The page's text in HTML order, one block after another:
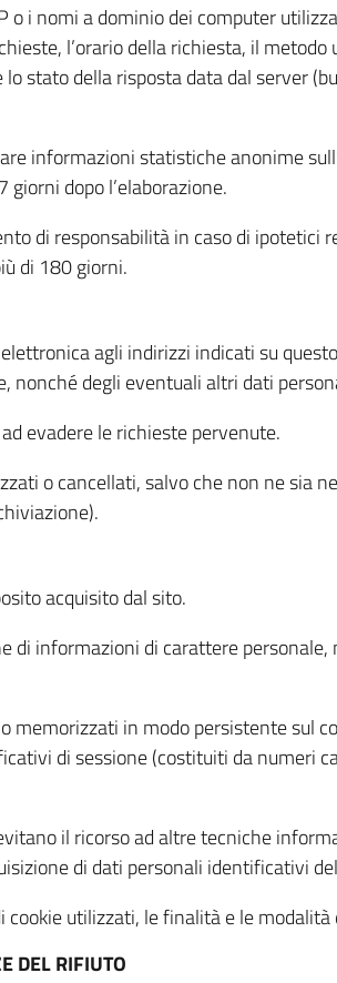
o i nomi a dominio dei computer
l’orario della richiesta, il
stato della risposta data dal server
informazioni statistiche anonime
dopo l’elaborazione.
di responsabilità in caso di
di 180 giorni.
agli indirizzi indicati su
nonché degli eventuali altri dati
evadere le richieste pervenute.
o cancellati, salvo che non ne sia
acquisito dal sito.
di informazioni di carattere
memorizzati in modo persistente sul
di sessione (costituiti da numeri
il ricorso ad altre tecniche
di dati personali identificativi
utilizzati, le finalità e le
DEL RIFIUTO